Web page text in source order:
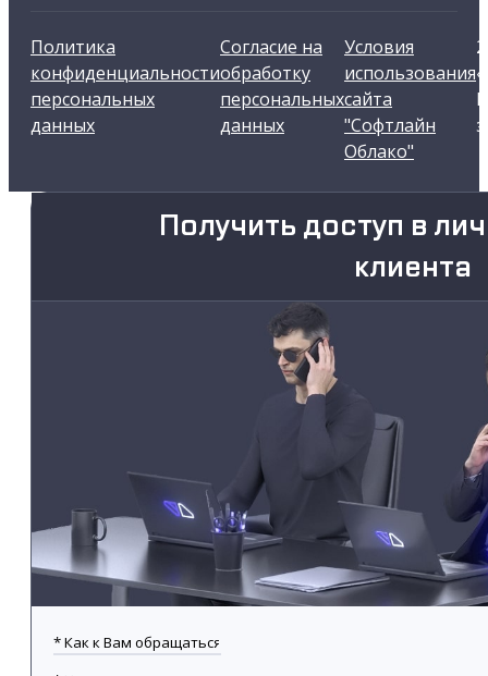
Политика
конфиденциальности
персональных
данных
Согласие на
обработку
персональных
данных
Условия
использования
сайта
"Софтлайн
Облако"
Получить доступ в
клиента